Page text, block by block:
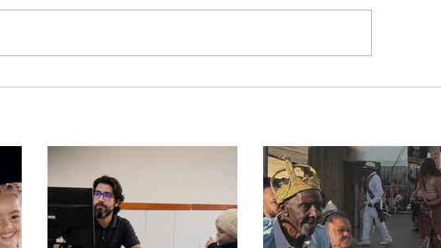
liderança na produção de